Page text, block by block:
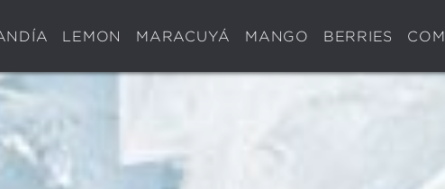
LEMON MARACUYÁ MANGO BERRIES